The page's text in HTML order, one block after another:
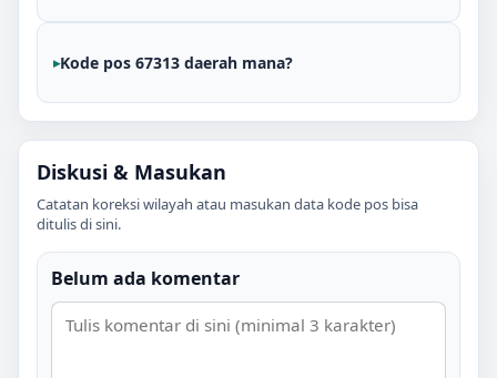
Kode pos 67313 daerah mana?
Diskusi & Masukan
Catatan koreksi wilayah atau masukan data kode pos bisa
ditulis di sini.
Belum ada komentar